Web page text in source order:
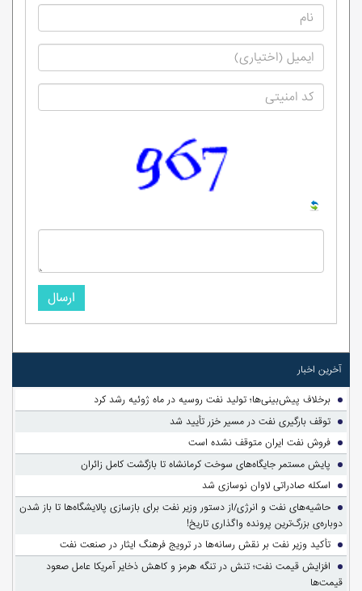
ارسال
آخرین اخبار
برخلاف پیش‌بینی‌ها؛ تولید نفت روسیه در ماه ژوئیه رشد کرد
توقف بارگیری نفت در مسیر خزر تأیید شد
فروش نفت ایران متوقف نشده است
پایش مستمر جایگاه‌های سوخت کرمانشاه تا بازگشت کامل زائران
اسکله صادراتی لاوان نوسازی شد
حاشیه‌های نفت و انرژی/از دستور وزیر نفت برای بازسازی پالایشگاه‌ها تا باز شدن
دوباره‌ی بزرگ‌ترین پرونده واگذاری تاریخ!
تأکید وزیر نفت بر نقش رسانه‌ها در ترویج فرهنگ ایثار در صنعت نفت
افزایش قیمت نفت؛ تنش در تنگه هرمز و کاهش ذخایر آمریکا عامل صعود
قیمت‌ها